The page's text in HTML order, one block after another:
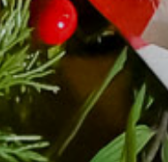
A
VÁROS
PÉNZÜGYEI